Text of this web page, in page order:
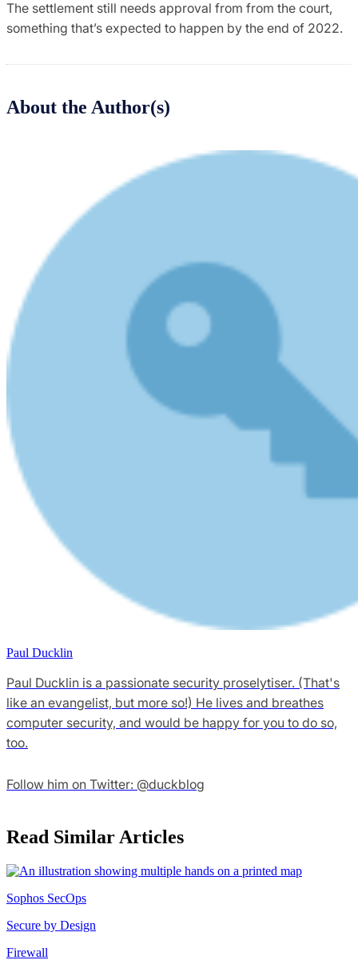
The settlement still needs approval from from the court,
something that’s expected to happen by the end of 2022.
About the Author(s)
Paul Ducklin
Paul Ducklin is a passionate security proselytiser. (That's
like an evangelist, but more so!) He lives and breathes
computer security, and would be happy for you to do so,
too.
Follow him on Twitter: @duckblog
Read Similar Articles
Sophos SecOps
Secure by Design
Firewall